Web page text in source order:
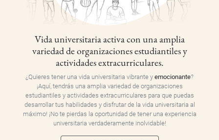
Vida universitaria activa con una amplia
variedad de organizaciones estudiantiles y
actividades extracurriculares.
¿Quieres tener una vida universitaria vibrante y emocionante?
¡Aquí, tendrás una amplia variedad de organizaciones
estudiantiles y actividades extracurriculares para que puedas
desarrollar tus habilidades y disfrutar de la vida universitaria al
máximo! ¡No te pierdas la oportunidad de tener una experiencia
universitaria verdaderamente inolvidable!